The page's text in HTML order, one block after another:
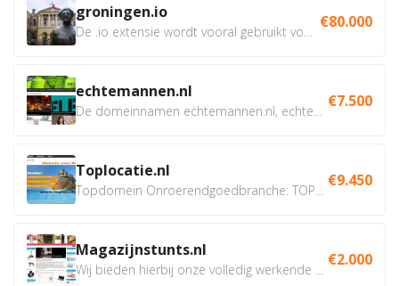
groningen.io €80.000
echtemannen.nl €7.500
Toplocatie.nl €9.450
Magazijnstunts.nl €2.000